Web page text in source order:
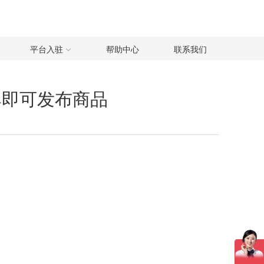
平台入驻 帮助中心 联系我们
可发布商品